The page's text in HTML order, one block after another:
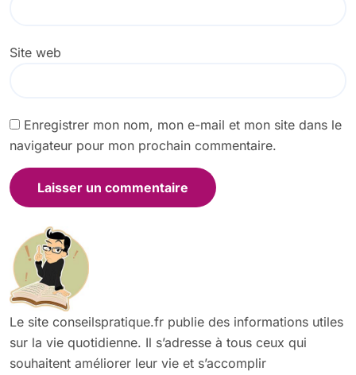
Site web
Enregistrer mon nom, mon e-mail et mon site dans le
navigateur pour mon prochain commentaire.
Le site conseilspratique.fr publie des informations utiles
sur la vie quotidienne. Il s’adresse à tous ceux qui
souhaitent améliorer leur vie et s’accomplir